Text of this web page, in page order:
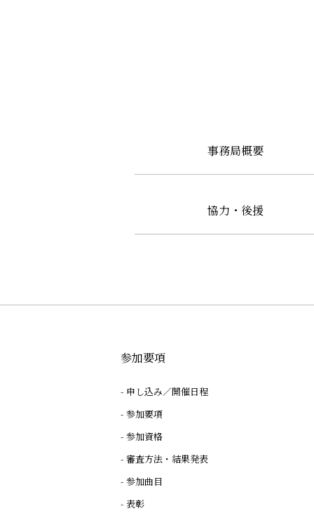
事務局概要
協力・後援
参加要項
申し込み／開催日程
参加要項
参加資格
審査方法・結果発表
参加曲目
表彰